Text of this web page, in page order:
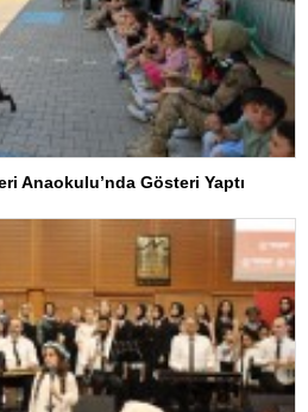
Anaokulu’nda Gösteri Yaptı